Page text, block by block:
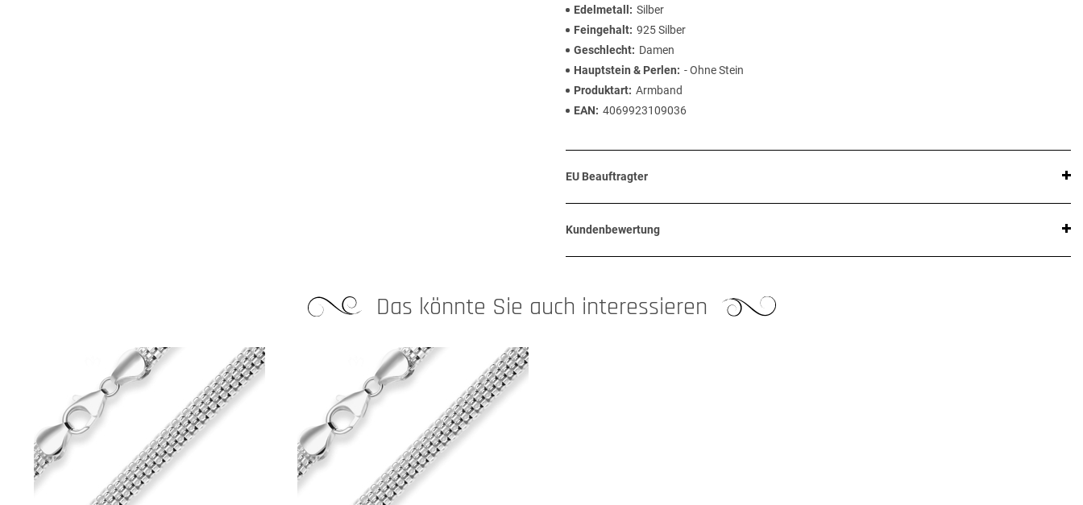
Edelmetall
Silber
Feingehalt 925 Silber
Geschlecht
Damen
Hauptstein & Perlen
- Ohne Stein
Produktart Armband
EAN
4069923109036
EU Beauftragter
Kundenbewertung
Das könnte Sie auch interessieren